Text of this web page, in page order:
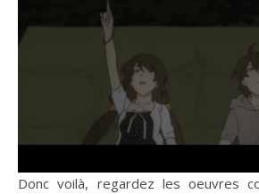
Donc voilà, regardez les oeuvres